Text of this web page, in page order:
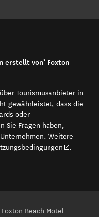
erstellt von’ Foxton
Tourismusanbieter in
gewährleistet, dass die
oder
Sie Fragen haben,
Weitere
(opens in
.
Foxton Beach Motel